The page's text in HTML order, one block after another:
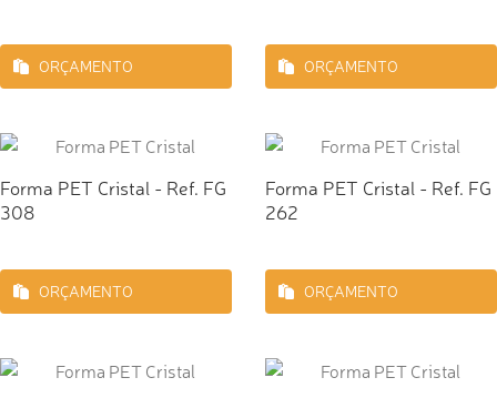
ORÇAMENTO ORÇAMENTO
Forma PET Cristal - Ref. FG
308
ORÇAMENTO
Forma PET Cristal - Ref. FG
262
ORÇAMENTO